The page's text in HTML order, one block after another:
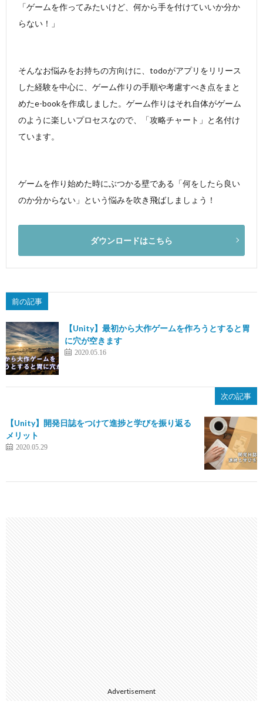
「ゲームを作ってみたいけど、何から手を付けていいか分か
らない！」
そんなお悩みをお持ちの方向けに、todoがアプリをリリース
した経験を中心に、ゲーム作りの手順や考慮すべき点をまと
めたe-bookを作成しました。ゲーム作りはそれ自体がゲーム
のように楽しいプロセスなので、「攻略チャート」と名付け
ています。
ゲームを作り始めた時にぶつかる壁である「何をしたら良い
のか分からない」という悩みを吹き飛ばしましょう！
ダウンロードはこちら
前の記事
【Unity】最初から大作ゲームを作ろうとすると胃
に穴が空きます
2020.05.16
次の記事
【Unity】開発日誌をつけて進捗と学びを振り返る
メリット
2020.05.29
Advertisement